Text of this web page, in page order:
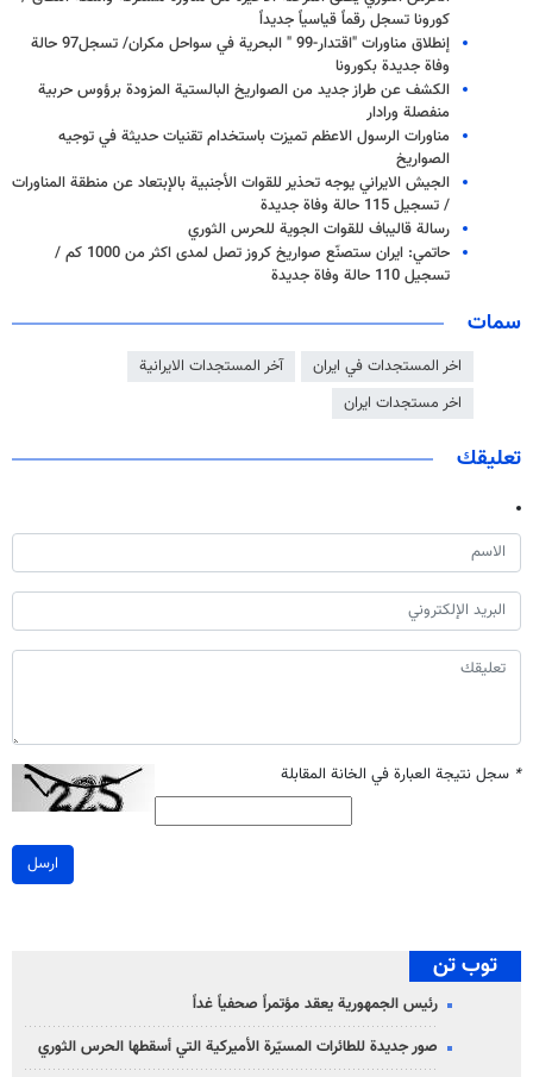
كورونا تسجل رقماً قياسياً جديداً
إنطلاق مناورات "اقتدار-99 " البحرية في سواحل مكران/ تسجل97 حالة
وفاة جدیدة بکورونا
الکشف عن طراز جديد من الصواريخ البالستية المزودة برؤوس حربية
منفصلة ورادار
مناورات الرسول الاعظم تميزت باستخدام تقنيات حديثة في توجيه
الصواريخ
الجيش الايراني يوجه تحذير للقوات الأجنبية بالإبتعاد عن منطقة المناورات
/ تسجيل 115 حالة وفاة جديدة
رسالة قالیباف للقوات الجوية للحرس الثوري
حاتمي: ايران ستصنّع صواريخ كروز تصل لمدى اكثر من 1000 كم /
تسجيل 110 حالة وفاة جديدة
سمات
اخر المستجدات في ايران
آخر المستجدات الايرانية
اخر مستجدات ايران
تعليقك
* سجل نتيجة العبارة في الخانة المقابلة
ارسل
توب تن
رئيس الجمهورية يعقد مؤتمراً صحفياً غداً
صور جديدة للطائرات المسيّرة الأميركية التي أسقطها الحرس الثوري